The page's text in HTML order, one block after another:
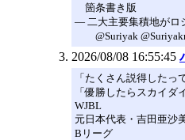
箇条書き版
― 二大主要集積地がロ
@Suriyak
2026/08/08 16:55:45
「たくさん説得した
「優勝したらスカイ
WJBL
元日本代表・吉田亜沙
Bリーグ